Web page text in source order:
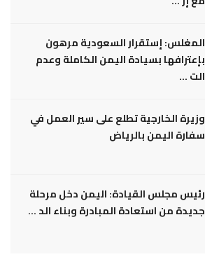
المغلس: إستقرار السعودية مرهون
بإعترافها بسيادة اليمن الكاملة وعدم
الت ...
وزيرة الخارجية تطلع على سير العمل في
سفارة اليمن بالرياض
رئيس مجلس القيادة: اليمن دخل مرحلة
جديدة من استعادة المبادرة وبناء الد ...